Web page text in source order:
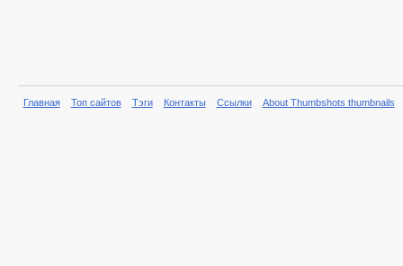
Главная Топ сайтов Тэги Контакты Ссылки About Thumbshots thumbnails